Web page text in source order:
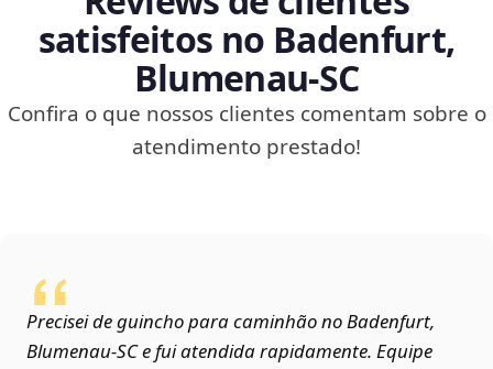
satisfeitos no Badenfurt,
Blumenau‑SC
Confira o que nossos clientes comentam sobre o
atendimento prestado!
Precisei de guincho para caminhão no Badenfurt,
Blumenau‑SC e fui atendida rapidamente. Equipe